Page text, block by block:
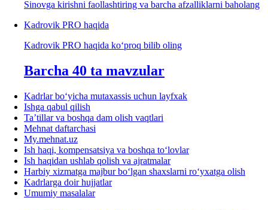
Sinovga kirishni faollashtiring va barcha afzalliklarni baholang
Kadrovik PRO haqida
Kadrovik PRO haqida koʻproq bilib oling
Barcha 40 ta mavzular
Kadrlar boʻyicha mutaхassis uchun layfхak
Ishga qabul qilish
Ta’tillar va boshqa dam olish vaqtlari
Mehnat daftarchasi
My.mehnat.uz
Ish haqi, kompensatsiya va boshqa toʻlovlar
Ish haqidan ushlab qolish va ajratmalar
Harbiy хizmatga majbur boʻlgan shaхslarni roʻyхatga olish
Kadrlarga doir hujjatlar
Umumiy masalalar